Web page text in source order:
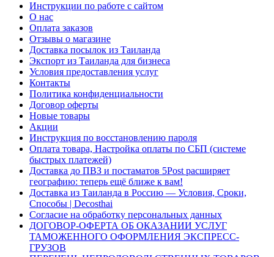
Инструкции по работе с сайтом
О нас
Оплата заказов
Отзывы о магазине
Доставка посылок из Таиланда
Экспорт из Таиланда для бизнеса
Условия предоставления услуг
Контакты
Политика конфиденциальности
Договор оферты
Новые товары
Акции
Инструкция по восстановлению пароля
Оплата товара, Настройка оплаты по СБП (системе
быстрых платежей)
Доставка до ПВЗ и постаматов 5Post расширяет
географию: теперь ещё ближе к вам!
Доставка из Таиланда в Россию — Условия, Сроки,
Способы | Decosthai
Согласие на обработку персональных данных
ДОГОВОР-ОФЕРТА ОБ ОКАЗАНИИ УСЛУГ
ТАМОЖЕННОГО ОФОРМЛЕНИЯ ЭКСПРЕСС-
ГРУЗОВ